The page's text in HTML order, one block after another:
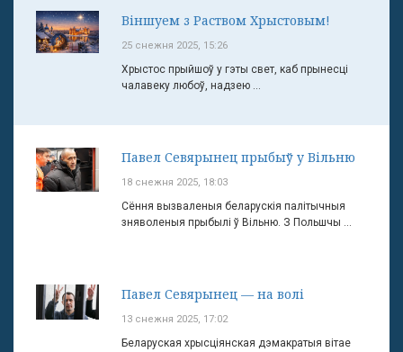
Віншуем з Раством Хрыстовым!
25 снежня 2025, 15:26
Хрыстос прыйшоў у гэты свет, каб прынесці
чалавеку любоў, надзею ...
Павел Севярынец прыбыў у Вільню
18 снежня 2025, 18:03
Сёння вызваленыя беларускія палітычныя
зняволеныя прыбылі ў Вільню. З Польшчы ...
Павел Севярынец — на волі
13 снежня 2025, 17:02
Беларуская хрысціянская дэмакратыя вітае